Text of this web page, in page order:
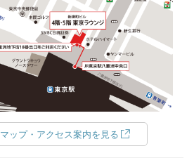
マップ・アクセス案内を見る